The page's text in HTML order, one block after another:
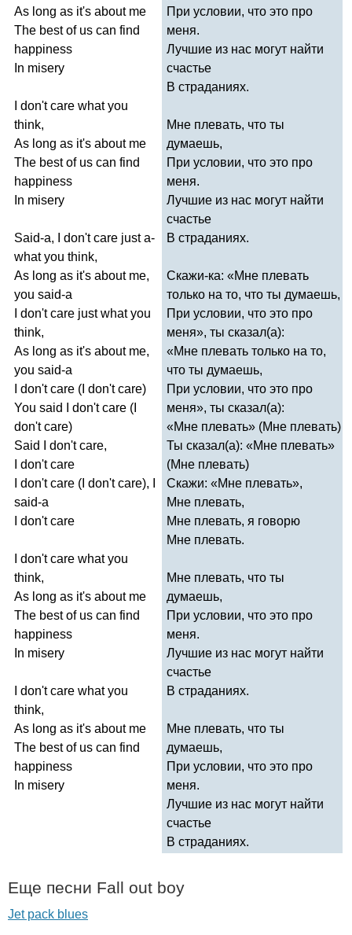
As long as it's about me
The best of us can find
happiness
In misery
don't care what you
think,
As long as it's about me
The best of us can find
happiness
In misery
Said-a, don't care just a-
what you think,
As long as it's about me,
you said-a
don't care just what you
think,
As long as it's about me,
you said-a
don't care ( don't care)
You said don't care (
don't care)
Said
don't care,
don't care
don't care ( don't care),
said-a
don't care
don't care what you
think,
As long as it's about me
The best of us can find
happiness
In misery
don't care what you
think,
As long as it's about me
The best of us can find
happiness
In misery
При условии, что это про
меня.
Лучшие из нас могут найти
счастье
В страданиях.
Мне плевать, что ты
думаешь,
При условии, что это про
меня.
Лучшие из нас могут найти
счастье
В страданиях.
Скажи-ка: «Мне плевать
только на то, что ты думаешь,
При условии, что это про
меня», ты сказал(а):
«Мне плевать только на то,
что ты думаешь,
При условии, что это про
меня», ты сказал(а):
«Мне плевать» (Мне плевать)
Ты сказал(а): «Мне плевать»
(Мне плевать)
Скажи: «Мне плевать»,
Мне плевать,
Мне плевать, я говорю
Мне плевать.
Мне плевать, что ты
думаешь,
При условии, что это про
меня.
Лучшие из нас могут найти
счастье
В страданиях.
Мне плевать, что ты
думаешь,
При условии, что это про
меня.
Лучшие из нас могут найти
счастье
В страданиях.
Еще песни Fall out boy
Jet pack blues